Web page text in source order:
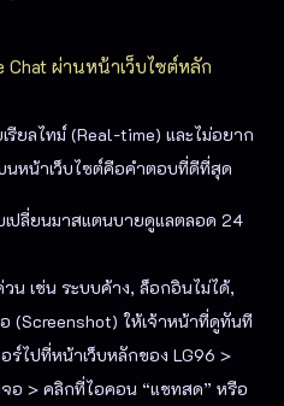
Chat ผ่านหน้าเว็บไซต์หลัก
ยลไทม์ (Real-time) และไม่อยาก
นหน้าเว็บไซต์คือคำตอบที่ดีที่สุด
เปลี่ยนมาสแตนบายดูแลตลอด 24
น เช่น ระบบค้าง, ล็อกอินไม่ได้,
(Screenshot) ให้เจ้าหน้าที่ดูทันที
อร์ไปที่หน้าเว็บหลักของ LG96 >
อ > คลิกที่ไอคอน “แชทสด” หรือ